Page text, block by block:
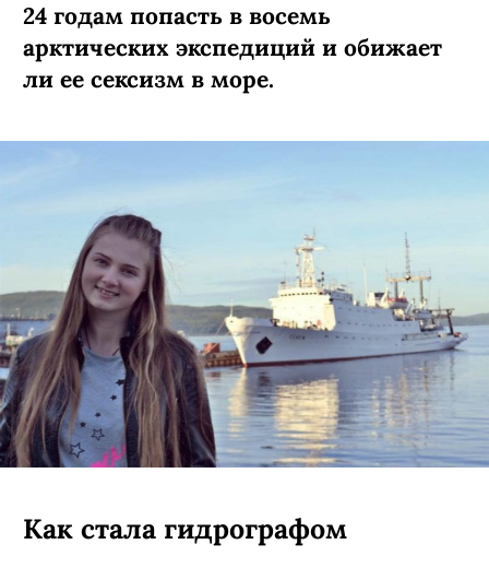
24 годам попасть в восемь
арктических экспедиций и обижает
ли ее сексизм в море.
Как стала гидрографом